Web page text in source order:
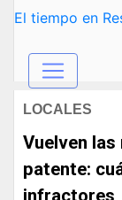
El tiempo en
LOCALES
Vuelven
patente:
infractores